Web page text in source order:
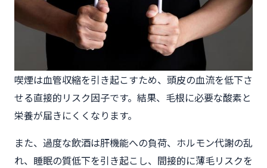
喫煙は血管収縮を引き起こすため、頭皮の血流を低下さ
せる直接的リスク因子です。結果、毛根に必要な酸素と
栄養が届きにくくなります。
また、過度な飲酒は肝機能への負荷、ホルモン代謝の乱
れ、睡眠の質低下を引き起こし、間接的に薄毛リスクを